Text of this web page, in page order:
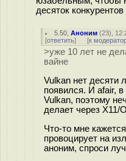
десяток
5.50 ,Аноним (23),
[ответить] [к
>уже 10 лет не
вайне
Vulkan нет десяти
появился. И afair,
Vulkan, поэтому
делает через X11/
Что-то мне
провоцирует на
аноним, спроси